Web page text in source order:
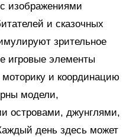
изображениями
и сказочных
зрительное
игровые элементы
и координацию
модели,
островами, джунглями,
день здесь может